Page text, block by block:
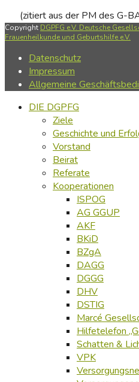
(zitiert aus der PM des G-
Copyright DGPFG e.V. Deutsche
Frauenheilkunde und Geburtshilfe e.V.
Datenschutz
Impressum
Allgemeine
DIE DGPFG
Ziele
Geschichte und
Vorstand
Beirat
Referate
Kooperationen
ISPOG
AG GGUP
AKF
BKiD
BZgA
DAGG
DGGG
DHV
DSTIG
Marcé
Hilfetelefon
Schatten &
VPK